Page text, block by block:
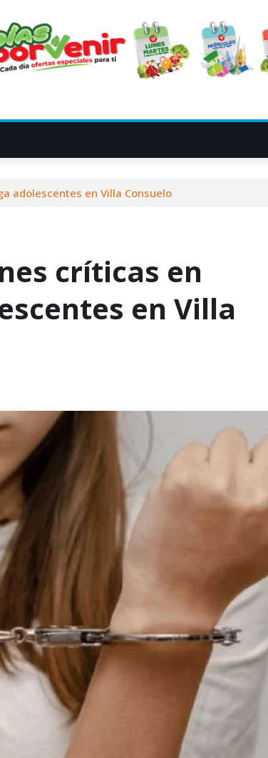
adolescentes en Villa Consuelo
críticas en
en Villa